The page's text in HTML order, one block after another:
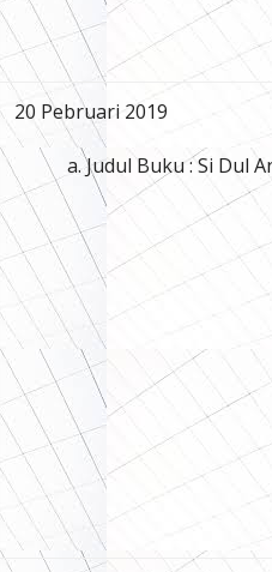
20 Pebruari 2019
Judul Buku : Si Dul